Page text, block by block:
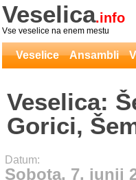
Veselica.info
Vse veselice na enem mestu
Veselice Ansambli
Veselica:
Gorici,
-
Datum:
Sobota, 7. junij